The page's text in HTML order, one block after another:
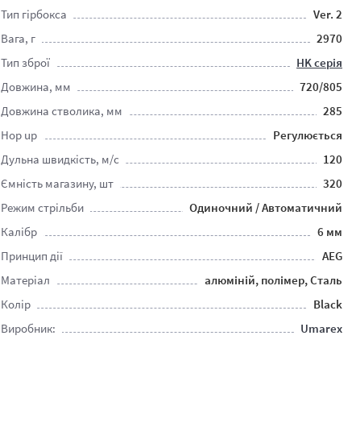
Тип гірбокса
Ver. 2
Вага, г
2970
Тип зброї
HK серія
Довжина, мм
720/805
Довжина стволика, мм
285
Hop up
Регулюється
Дульна швидкість, м/c
120
Ємність магазину, шт
320
Режим стрільби
Одиночний / Автоматичний
Калібр
6 мм
Принцип дії
AEG
Матеріал
алюміній, полімер, Сталь
Колір
Black
Виробник:
Umarex